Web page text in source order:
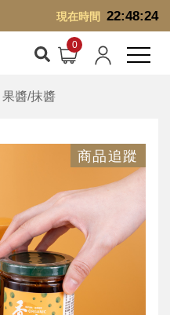
現在時間 22:48:24
果醬/抹醬
商品追蹤